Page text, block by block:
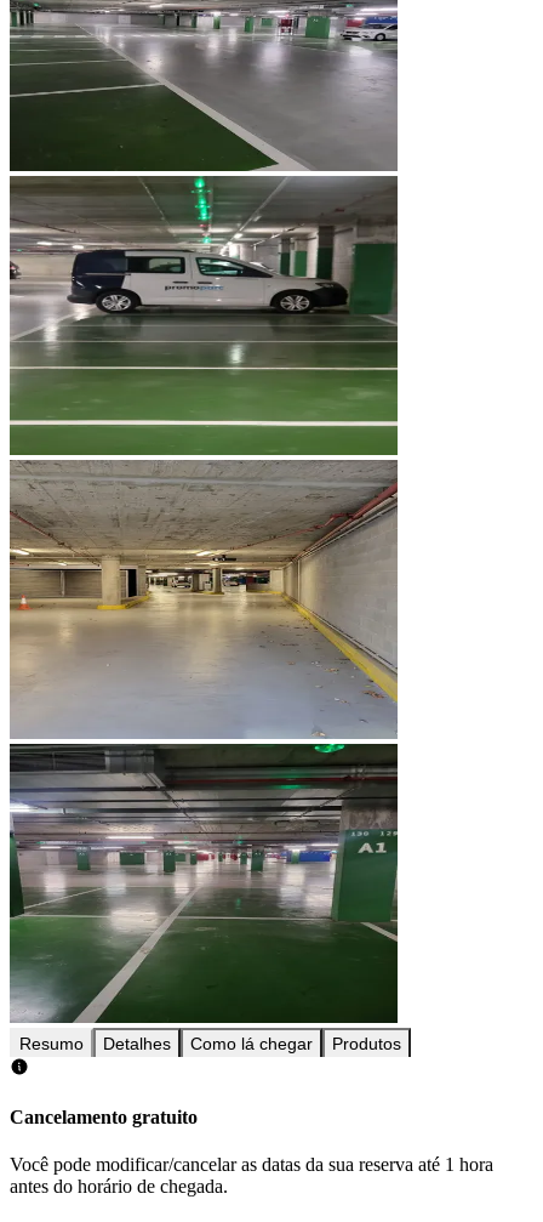
Resumo Detalhes Como lá chegar Produtos
Cancelamento gratuito
Você pode modificar/cancelar as datas da sua reserva até 1 hora
antes do horário de chegada.